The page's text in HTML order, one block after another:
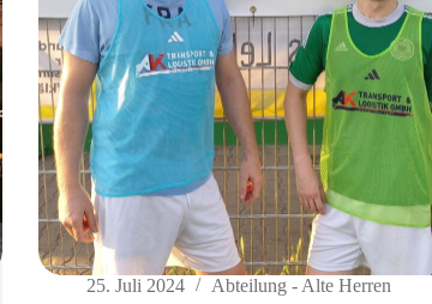
25. Juli 2024 Abteilung - Alte Herren